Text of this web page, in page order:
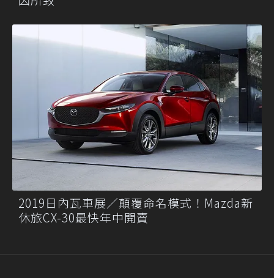
2019日內瓦車展／顛覆命名模式！Mazda新
休旅CX-30最快年中開賣